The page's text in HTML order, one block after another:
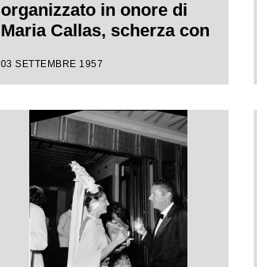
organizzato in onore di
Maria Callas, scherza con
Monaco; dietro di lei la
03 SETTEMBRE 1957